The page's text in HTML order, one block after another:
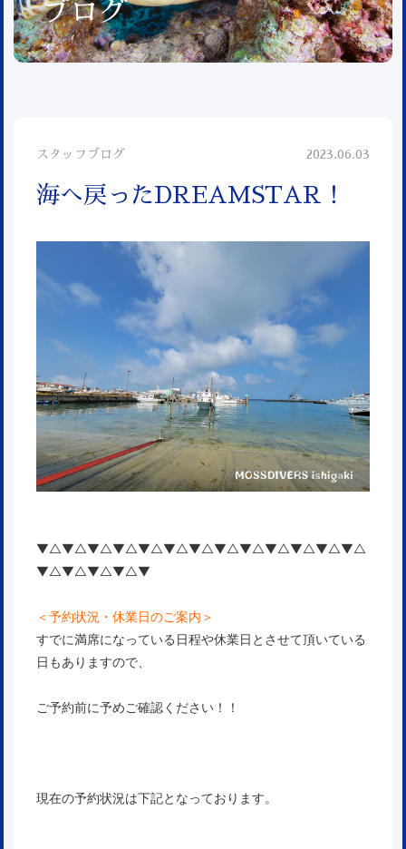
ブログ
スタッフブログ 2023.06.03
海へ戻ったDREAMSTAR！
▼△▼△▼△▼△▼△▼△▼△▼△▼△▼△▼△▼△▼△
▼△▼△▼△▼△▼
＜予約状況・休業日のご案内＞
すでに満席になっている日程や休業日とさせて頂いている
日もありますので、
ご予約前に予めご確認ください！！
現在の予約状況は下記となっております。